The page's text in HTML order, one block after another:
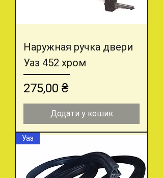
Наружная ручка двери
Уаз 452 хром
Ціна
275,00 ₴
Додати у кошик
Уаз